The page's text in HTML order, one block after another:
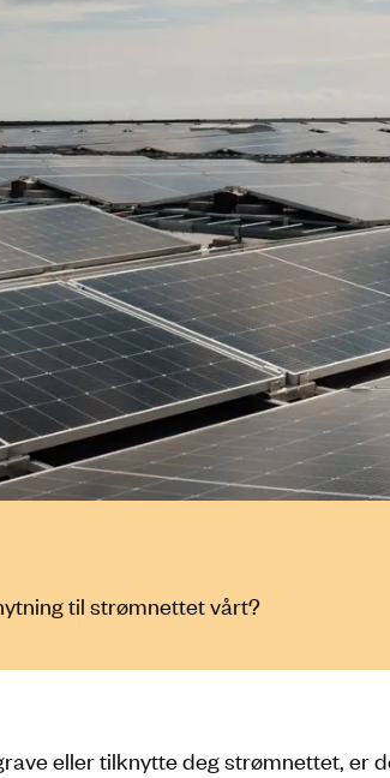
til strømnettet vårt?
eller tilknytte deg strømnettet, er